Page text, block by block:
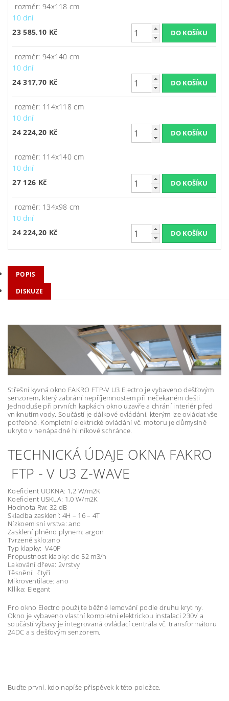
rozměr: 94x118 cm
10 dní
23 585,10 Kč
rozměr: 94x140 cm
10 dní
24 317,70 Kč
rozměr: 114x118 cm
10 dní
24 224,20 Kč
rozměr: 114x140 cm
10 dní
27 126 Kč
rozměr: 134x98 cm
10 dní
24 224,20 Kč
POPIS
DISKUZE
Střešní kyvná okno FAKRO FTP-V U3 Electro je vybaveno dešťovým
senzorem, který zabrání nepříjemnostem při nečekaném dešti.
Jednoduše při prvních kapkách okno uzavře a chrání interiér před
vniknutím vody. Součástí je dálkové ovládání, kterým lze ovládat vše
potřebné. Kompletní elektrické ovládání vč. motoru je důmyslně
ukryto v nenápadné hliníkové schránce.
TECHNICKÁ ÚDAJE OKNA FAKRO
FTP - V U3 Z-WAVE
Koeficient UOKNA: 1,2 W/m2K
Koeficient USKLA: 1,0 W/m2K
Hodnota Rw: 32 dB
Skladba zasklení: 4H – 16 – 4T
Nízkoemisní vrstva: ano
Zasklení plněno plynem: argon
Tvrzené sklo:ano
Typ klapky: V40P
Propustnost klapky: do 52 m3/h
Lakování dřeva: 2vrstvy
Těsnění: čtyři
Mikroventilace: ano
Kllika: Elegant
Pro okno Electro použijte běžné lemování podle druhu krytiny.
Okno je vybaveno vlastní kompletní elektrickou instalaci 230V a
součástí výbavy je integrovaná ovládací centrála vč. transformátoru
24DC a s dešťovým senzorem.
Buďte první, kdo napíše příspěvek k této položce.